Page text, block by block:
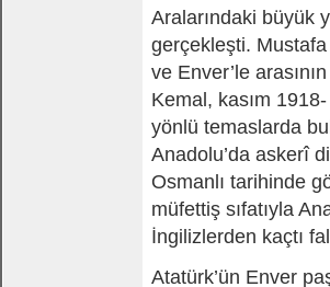
Aralarındaki büyük
gerçekleşti.
ve Enver’le
Kemal, kasım
yönlü temaslarda
Anadolu’da askerî
Osmanlı tarihinde
müfettiş sıfatıyla
İngilizlerden kaçtı
Atatürk’ün Enver